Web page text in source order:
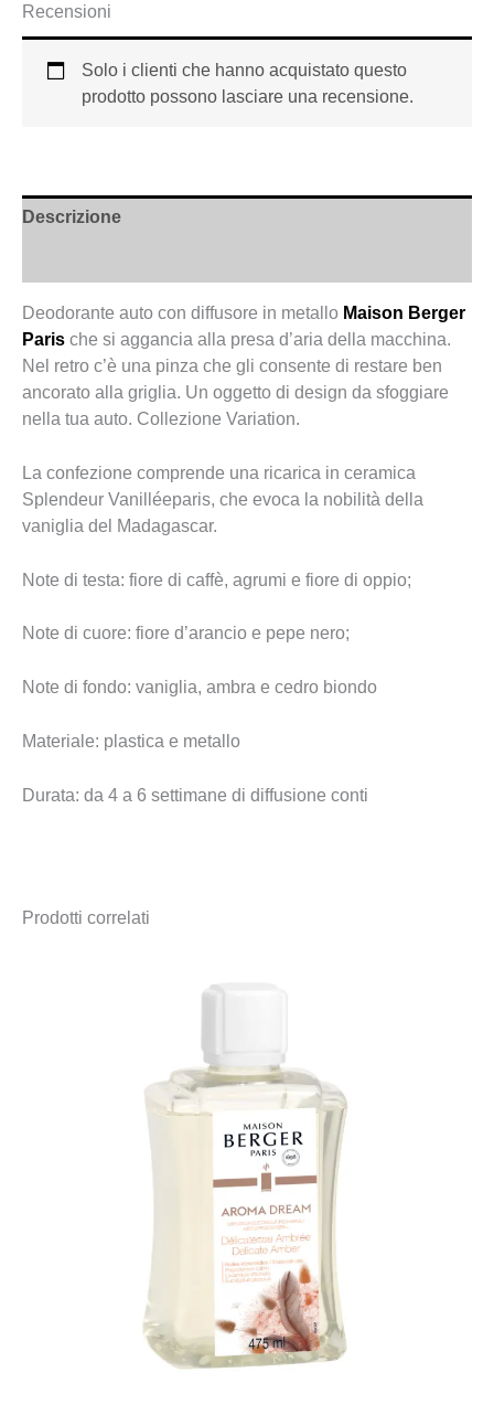
Recensioni
Solo i clienti che hanno acquistato questo
prodotto possono lasciare una recensione.
Descrizione
Deodorante auto con diffusore in metallo Maison Berger
Paris che si aggancia alla presa d’aria della macchina.
Nel retro c’è una pinza che gli consente di restare ben
ancorato alla griglia. Un oggetto di design da sfoggiare
nella tua auto. Collezione Variation.
La confezione comprende una ricarica in ceramica
Splendeur Vanilléeparis, che evoca la nobilità della
vaniglia del Madagascar.
Note di testa: fiore di caffè, agrumi e fiore di oppio;
Note di cuore: fiore d’arancio e pepe nero;
Note di fondo: vaniglia, ambra e cedro biondo
Materiale: plastica e metallo
Durata: da 4 a 6 settimane di diffusione conti
Prodotti correlati